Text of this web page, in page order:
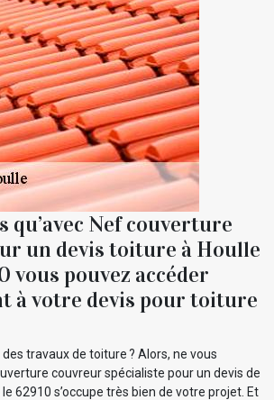
qu’avec Nef couverture
un devis toiture à Houlle
vous pouvez accéder
à votre devis pour toiture
travaux de toiture ? Alors, ne vous
couvreur spécialiste pour un devis de
62910 s’occupe très bien de votre projet. Et